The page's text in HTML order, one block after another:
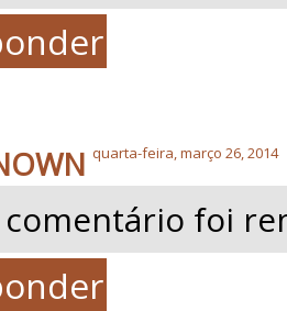
quarta-feira, março 26, 2014
comentário foi